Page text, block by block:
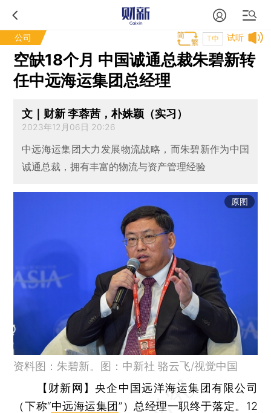
公司 试听
T中
空缺18个月 中国诚通总裁朱碧新转
任中远海运集团总经理
文｜财新 李蓉茜，朴姝颖（实习）
2023年12月06日 20:26
中远海运集团大力发展物流战略，而朱碧新作为中国
诚通总裁，拥有丰富的物流与资产管理经验
原图
资料图：朱碧新。图：中新社 骆云飞/视觉中国
【财新网】央企中国远洋海运集团有限公司
（下称“中远海运集团”）总经理一职终于落定。12